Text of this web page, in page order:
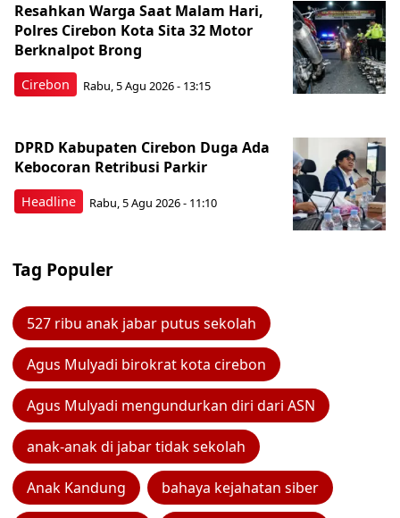
Cirebon
Resahkan Warga Saat Malam Hari,
Polres Cirebon Kota Sita 32 Motor
Berknalpot Brong
Rabu, 5 Agu 2026 - 13:15
Headline
DPRD Kabupaten Cirebon Duga Ada
Kebocoran Retribusi Parkir
Rabu, 5 Agu 2026 - 11:10
Tag Populer
527 ribu anak jabar putus sekolah
Agus Mulyadi birokrat kota cirebon
Agus Mulyadi mengundurkan diri dari ASN
anak-anak di jabar tidak sekolah
Anak Kandung bahaya kejahatan siber